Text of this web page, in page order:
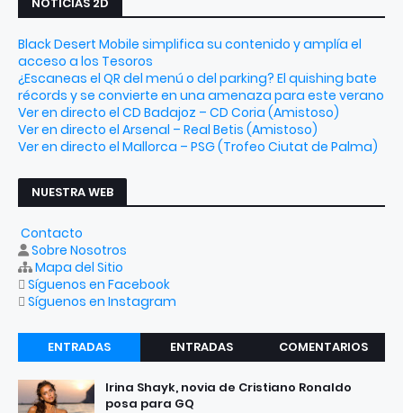
Black Desert Mobile simplifica su contenido y amplía el
acceso a los Tesoros
¿Escaneas el QR del menú o del parking? El quishing bate
récords y se convierte en una amenaza para este verano
Ver en directo el CD Badajoz – CD Coria (Amistoso)
Ver en directo el Arsenal – Real Betis (Amistoso)
Ver en directo el Mallorca – PSG (Trofeo Ciutat de Palma)
NUESTRA WEB
Contacto
Sobre Nosotros
Mapa del Sitio
Síguenos en Facebook
Síguenos en Instagram
ENTRADAS
RECIENTES
ENTRADAS
COMENTARIOS
Irina Shayk, novia de Cristiano Ronaldo
posa para GQ